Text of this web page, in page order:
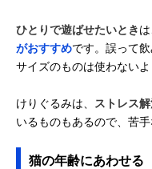
ひとりで遊ばせたいときは
がおすすめです。誤って
サイズのものは使わないよ
けりぐるみは、 ストレス
いるものもあるので、苦
猫の年齢にあわせる